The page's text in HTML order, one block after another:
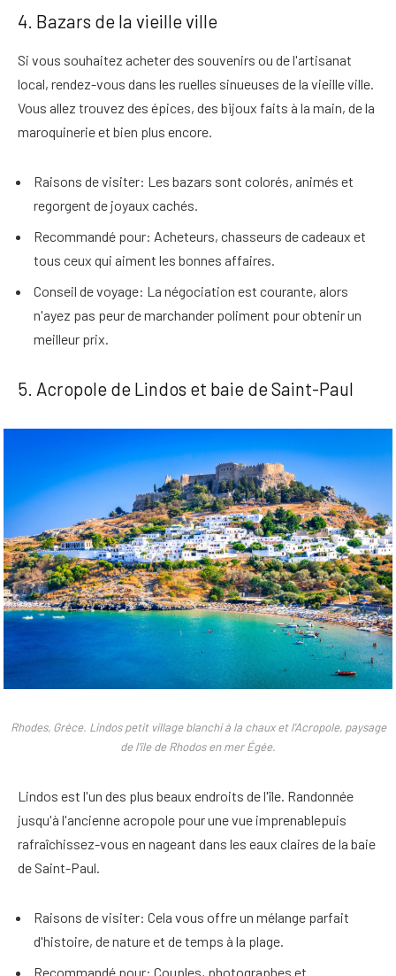
4. Bazars de la vieille ville
Si vous souhaitez acheter des souvenirs ou de l'artisanat
local, rendez-vous dans les ruelles sinueuses de la vieille ville.
Vous allez trouvez des épices, des bijoux faits à la main, de la
maroquinerie et bien plus encore.
Raisons de visiter: Les bazars sont colorés, animés et
regorgent de joyaux cachés.
Recommandé pour: Acheteurs, chasseurs de cadeaux et
tous ceux qui aiment les bonnes affaires.
Conseil de voyage: La négociation est courante, alors
n'ayez pas peur de marchander poliment pour obtenir un
meilleur prix.
5. Acropole de Lindos et baie de Saint-Paul
Rhodes, Grèce. Lindos petit village blanchi à la chaux et l'Acropole, paysage
de l'île de Rhodos en mer Égée.
Lindos est l'un des plus beaux endroits de l'île. Randonnée
jusqu'à l'ancienne acropole pour une vue imprenablepuis
rafraîchissez-vous en nageant dans les eaux claires de la baie
de Saint-Paul.
Raisons de visiter: Cela vous offre un mélange parfait
d'histoire, de nature et de temps à la plage.
Recommandé pour: Couples, photographes et